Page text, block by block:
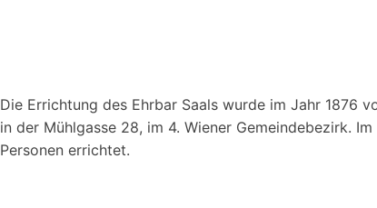
Die Errichtung des Ehrbar Saals wurde im Jahr 1876
in der Mühlgasse 28, im 4. Wiener Gemeindebezirk.
Personen errichtet.